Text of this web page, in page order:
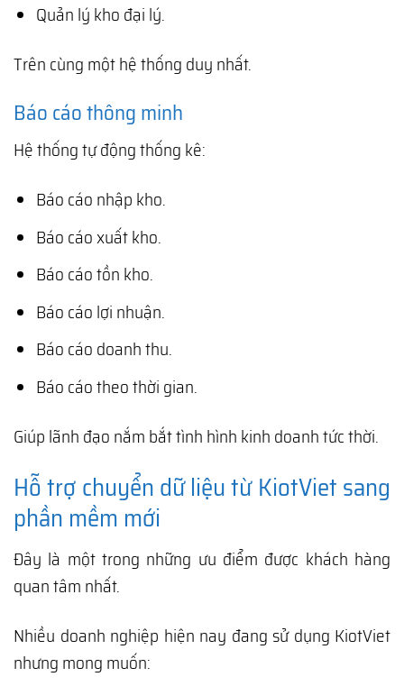
Quản lý kho đại lý.
Trên cùng một hệ thống duy nhất.
Báo cáo thông minh
Hệ thống tự động thống kê:
Báo cáo nhập kho.
Báo cáo xuất kho.
Báo cáo tồn kho.
Báo cáo lợi nhuận.
Báo cáo doanh thu.
Báo cáo theo thời gian.
Giúp lãnh đạo nắm bắt tình hình kinh doanh tức thời.
Hỗ trợ chuyển dữ liệu từ KiotViet sang
phần mềm mới
Đây là một trong những ưu điểm được khách hàng
quan tâm nhất.
Nhiều doanh nghiệp hiện nay đang sử dụng KiotViet
nhưng mong muốn: